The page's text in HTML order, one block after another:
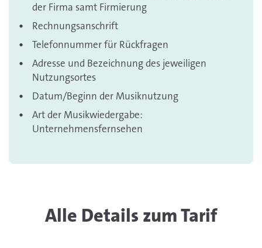
der Firma samt Firmierung
Rechnungsanschrift
Telefonnummer für Rückfragen
Adresse und Bezeichnung des jeweiligen
Nutzungsortes
Datum/Beginn der Musiknutzung
Art der Musikwiedergabe:
Unternehmensfernsehen
Alle Details zum Tarif